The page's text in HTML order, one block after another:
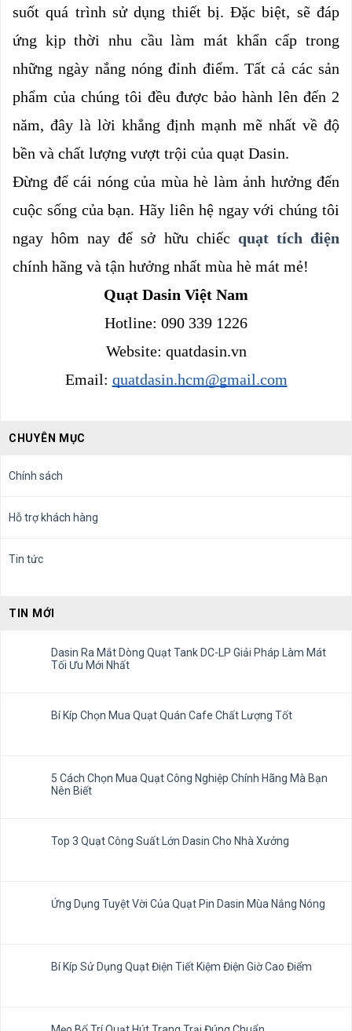
CHUYÊN MỤC
Chính sách
Hỗ trợ khách hàng
Tin tức
TIN MỚI
Dasin Ra Mắt Dòng Quạt Tank DC-LP Giải Pháp Làm Mát
Tối Ưu Mới Nhất
Bí Kíp Chọn Mua Quạt Quán Cafe Chất Lượng Tốt
5 Cách Chọn Mua Quạt Công Nghiệp Chính Hãng Mà Bạn
Nên Biết
Top 3 Quạt Công Suất Lớn Dasin Cho Nhà Xưởng
Ứng Dụng Tuyệt Vời Của Quạt Pin Dasin Mùa Nắng Nóng
Bí Kíp Sử Dụng Quạt Điện Tiết Kiệm Điện Giờ Cao Điểm
suốt quá trình sử dụng thiết bị. Đặc biệt, sẽ đáp
ứng kịp thời nhu cầu làm mát khẩn cấp trong
những ngày nắng nóng đỉnh điểm. Tất cả các sản
phẩm của chúng tôi đều được bảo hành lên đến 2
năm, đây là lời khẳng định mạnh mẽ nhất về độ
bền và chất lượng vượt trội của quạt Dasin.
Đừng để cái nóng của mùa hè làm ảnh hưởng đến
cuộc sống của bạn. Hãy liên hệ ngay với chúng tôi
ngay hôm nay để sở hữu chiếc quạt tích điện
chính hãng và tận hưởng nhất mùa hè mát mẻ!
Quạt Dasin Việt Nam
Hotline: 090 339 1226
Website: quatdasin.vn
Email: quatdasin.hcm@gmail.com